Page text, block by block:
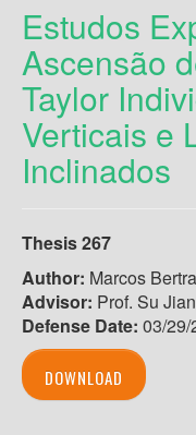
Estudos
Ascensão
Taylor
Verticais e
Inclinados
Thesis 267
Author: Marcos
Advisor: Prof. Su Jian
Defense Date: 03/29/
DOWNLOAD